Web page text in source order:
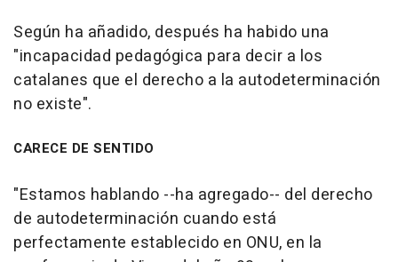
Según ha añadido, después ha habido una
"incapacidad pedagógica para decir a los
catalanes que el derecho a la autodeterminación
no existe".
CARECE DE SENTIDO
"Estamos hablando --ha agregado-- del derecho
de autodeterminación cuando está
perfectamente establecido en ONU, en la